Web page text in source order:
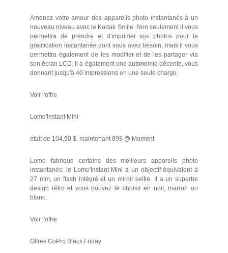
Amenez votre amour des appareils photo instantanés à un
nouveau niveau avec le Kodak Smile. Non seulement il vous
permettra de prendre et d'imprimer vos photos pour la
gratification instantanée dont vous avez besoin, mais il vous
permettra également de les modifier et de les partager via
son écran LCD. Il a également une autonomie décente, vous
donnant jusqu'à 40 impressions en une seule charge.
Voir l'offre
Lomo'Instant Mini
était de 104,90 $, maintenant 89$ @ Moment
Lomo fabrique certains des meilleurs appareils photo
instantanés; le Lomo'Instant Mini a un objectif équivalent à
27 mm, un flash intégré et un miroir selfie. Il a un superbe
design rétro et vous pouvez le choisir en noir, marron ou
blanc.
Voir l'offre
Offres GoPro Black Friday